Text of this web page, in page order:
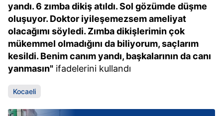
yandı. 6 zımba dikiş atıldı. Sol gözümde düşme
oluşuyor. Doktor iyileşemezsem ameliyat
olacağımı söyledi. Zımba dikişlerimin çok
mükemmel olmadığını da biliyorum, saçlarım
kesildi. Benim canım yandı, başkalarının da canı
yanmasın" ifadelerini kullandı
Kocaeli